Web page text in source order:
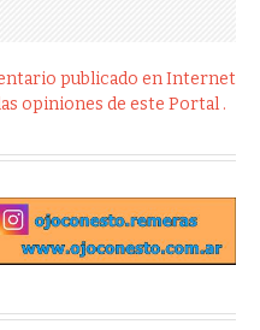
publicado en Internet
opiniones de este Portal .